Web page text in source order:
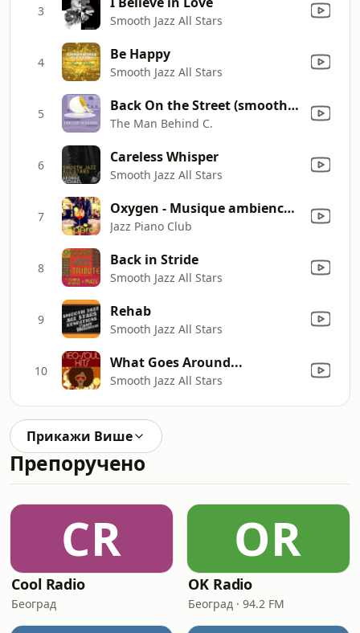
3
Smooth Jazz All Stars
4 Be Happy
Smooth Jazz All Stars
5 Back On the Street (smooth Jazz Mix)
The Man Behind C.
6 Careless Whisper
Smooth Jazz All Stars
7 Oxygen - Musique ambience (Latin Smooth Jazz Chillout)
Jazz Piano Club
8 Back in Stride
Smooth Jazz All Stars
9 Rehab
Smooth Jazz All Stars
10 What Goes Around...
Smooth Jazz All Stars
Прикажи Више
Препоручено
CR
Cool Radio
Београд
OR
OK Radio
Београд · 94.2 FM